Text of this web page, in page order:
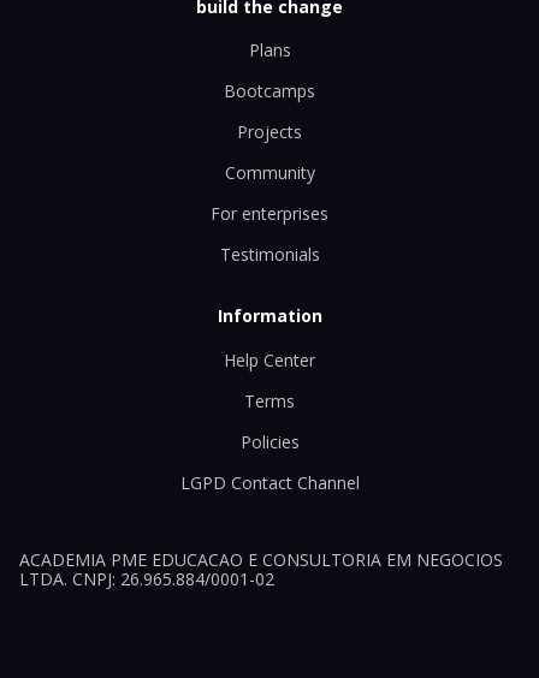
build the change
Plans
Bootcamps
Projects
Community
For enterprises
Testimonials
Information
Help Center
Terms
Policies
LGPD Contact Channel
ACADEMIA PME EDUCACAO E CONSULTORIA EM NEGOCIOS
LTDA. CNPJ: 26.965.884/0001-02